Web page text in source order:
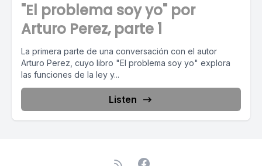
"El problema soy yo" por
Arturo Perez, parte 1
La primera parte de una conversación con el autor
Arturo Perez, cuyo libro "El problema soy yo" explora
las funciones de la ley y...
Listen